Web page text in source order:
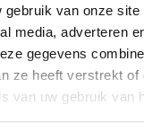
gebruik van onze site
media, adverteren
gegevens
ze heeft verstrekt of
van uw gebruik van
EN NACRE